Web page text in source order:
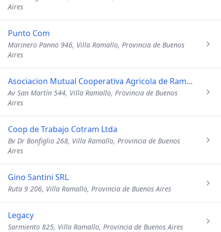
Aires
Punto Com
Marinero Panno 946, Villa Ramallo, Provincia de Buenos
Aires
Asociacion Mutual Cooperativa Agricola de Ramallo
Av San Martín 544, Villa Ramallo, Provincia de Buenos
Aires
Coop de Trabajo Cotram Ltda
Bv Dr Bonfiglio 268, Villa Ramallo, Provincia de Buenos
Aires
Gino Santini SRL
Ruta 9 206, Villa Ramallo, Provincia de Buenos Aires
Legacy
Sarmiento 825, Villa Ramallo, Provincia de Buenos Aires